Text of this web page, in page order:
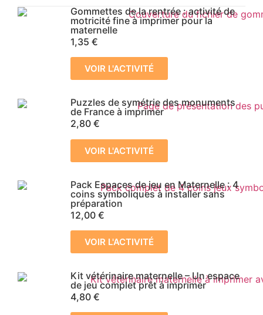
Gommettes de la rentrée : activité de
motricité fine à imprimer pour la
maternelle
1,35 €
VOIR L'ACTIVITÉ
Puzzles de symétrie des monuments
de France à imprimer
2,80 €
VOIR L'ACTIVITÉ
Pack Espaces de jeu en Maternelle : 4
coins symboliques à installer sans
préparation
12,00 €
VOIR L'ACTIVITÉ
Kit vétérinaire maternelle – Un espace
de jeu complet prêt à imprimer
4,80 €